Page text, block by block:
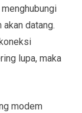
datang.
lupa, maka
modem